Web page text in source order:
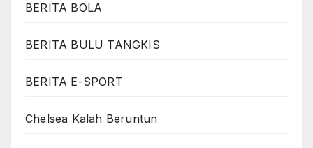
BERITA BOLA
BERITA BULU TANGKIS
BERITA E-SPORT
Chelsea Kalah Beruntun